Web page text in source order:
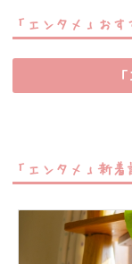
「エンタメ」おす
「エンタメ」新着